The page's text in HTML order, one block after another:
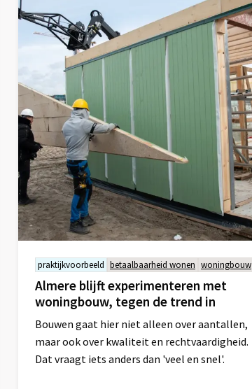
praktijkvoorbeeld betaalbaarheid wonen woningbouw
Almere blijft experimenteren met
woningbouw, tegen de trend in
Bouwen gaat hier niet alleen over aantallen,
maar ook over kwaliteit en rechtvaardigheid.
Dat vraagt iets anders dan 'veel en snel'.